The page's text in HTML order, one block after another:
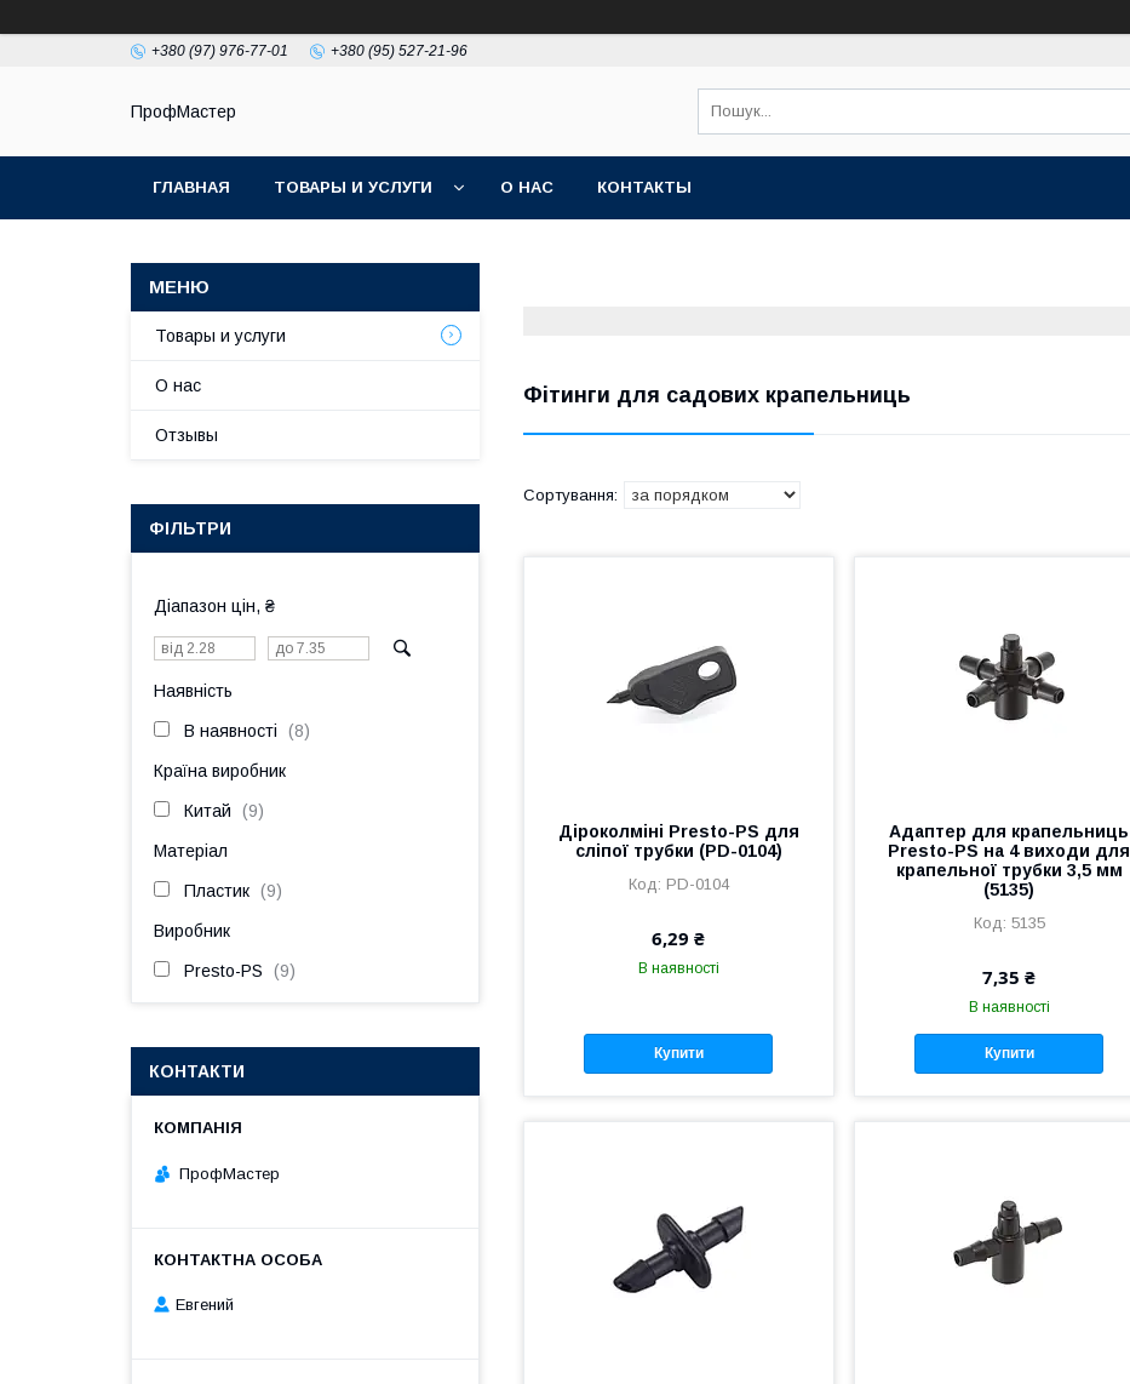
+380 (97) 976-77-01 +380 (95) 527-21-96
ПрофМастер
ГЛАВНАЯ ТОВАРЫ И УСЛУГИ О НАС КОНТАКТЫ
Фітинги для садових крапельниць
Діроколміні Presto-PS для
сліпої трубки (PD-0104)
PD-0104
6,29 ₴
В наявності
Купити
Адаптер для крапельниць
Presto-PS на 4 виходи для
крапельної трубки 3,5 мм
(5135)
5135
7,35 ₴
В наявності
Купити
Товары и услуги
О нас
Отзывы
ФІЛЬТРИ
Діапазон цін, ₴
Наявність
В наявності 8
Країна виробник
Китай 9
Матеріал
Пластик 9
Виробник
Presto-PS 9
КОНТАКТИ
ПрофМастер
Евгений